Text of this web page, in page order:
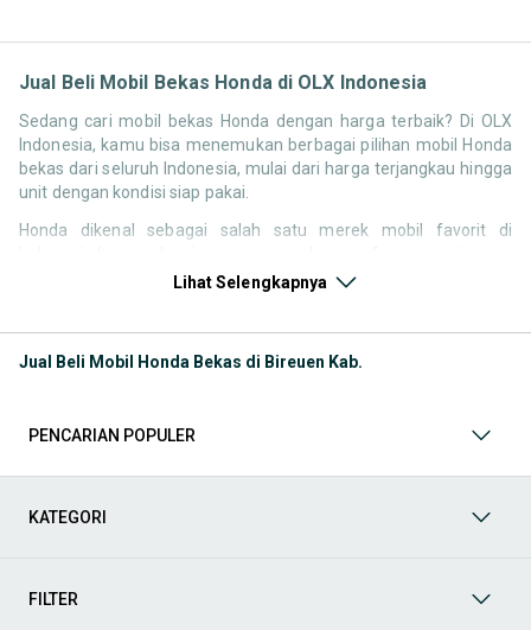
Jual Beli Mobil Bekas Honda di OLX Indonesia
Sedang cari mobil bekas Honda dengan harga terbaik? Di OLX
Indonesia, kamu bisa menemukan berbagai pilihan mobil Honda
bekas dari seluruh Indonesia, mulai dari harga terjangkau hingga
unit dengan kondisi siap pakai.
Honda dikenal sebagai salah satu merek mobil favorit di
responsif, serta kenyamanan berkendara. Tidak heran jika
Melalui halaman ini, kamu bisa langsung membandingkan
Model Mobil Bekas Honda yang Paling Banyak Dicari
Beberapa model Honda memiliki permintaan tinggi di pasar
Mobil harian dan city car
Lihat Selengkapnya
Jual Beli Mobil Honda Bekas di Bireuen Kab.
PENCARIAN POPULER
KATEGORI
FILTER